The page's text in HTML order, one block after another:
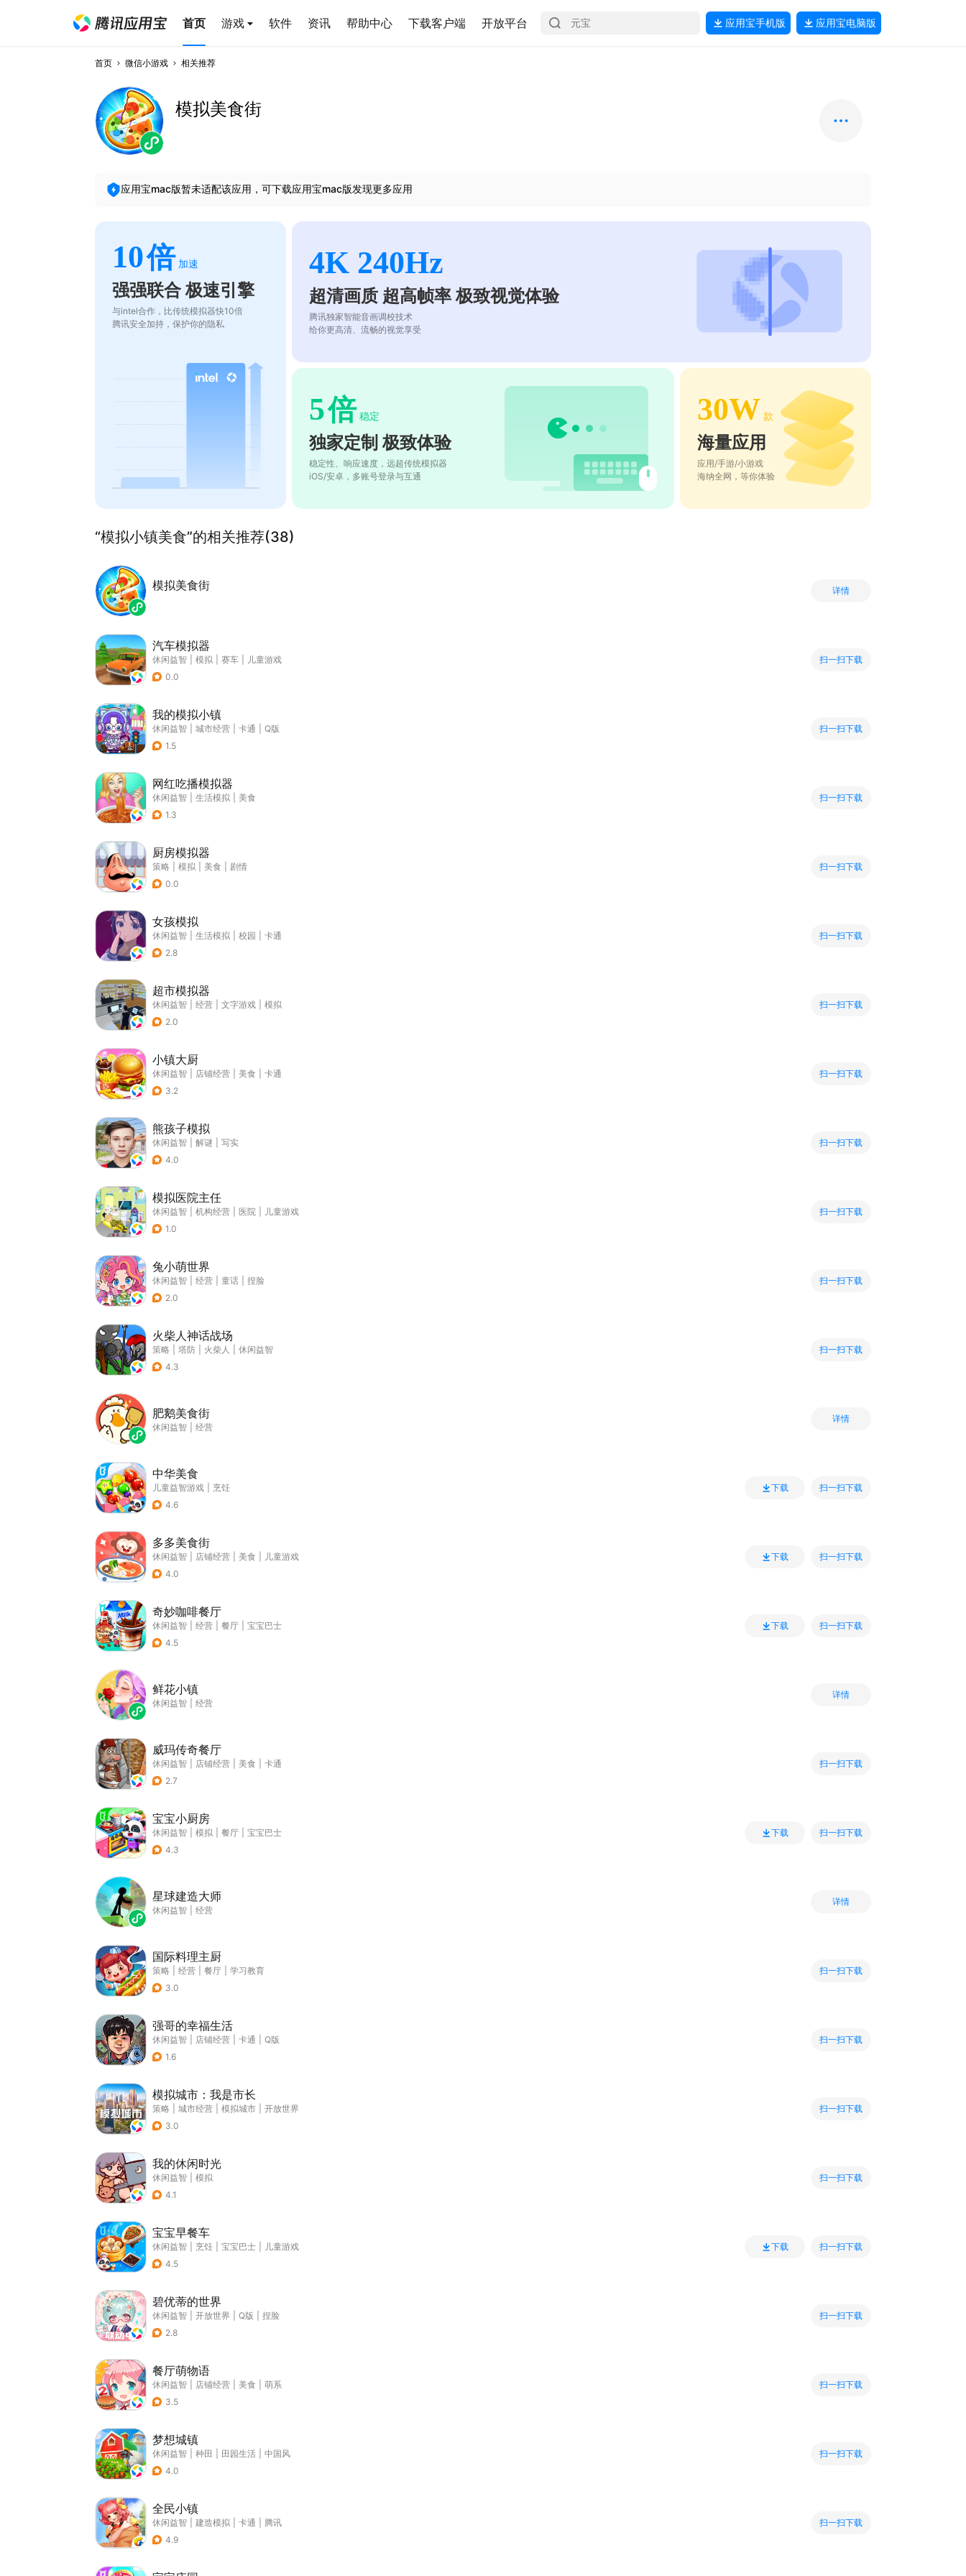
首页 游戏 软件 资讯 帮助中心 下载客户端 开放平台 应用宝手机版 应用宝电脑版
首页 微信小游戏 相关推荐
模拟美食街
应用宝mac版暂未适配该应用，可下载应用宝mac版发现更多应用
10倍 加速
强强联合 极速引擎
与intel合作，比传统模拟器快10倍
腾讯安全加持，保护你的隐私
4K 240Hz
超清画质 超高帧率 极致视觉体验
腾讯独家智能音画调校技术
给你更高清、流畅的视觉享受
5倍 稳定
独家定制 极致体验
稳定性、响应速度，远超传统模拟器
iOS/安卓，多账号登录与互通
30W 款
海量应用
应用/手游/小游戏
海纳全网，等你体验
“模拟小镇美食”的相关推荐(38)
模拟美食街 详情
汽车模拟器
休闲益智 模拟 赛车
儿童游戏
0.0
扫一扫下载
我的模拟小镇
休闲益智 城市经营 卡通
Q版
1.5
扫一扫下载
网红吃播模拟器
休闲益智 生活模拟
美食
1.3
扫一扫下载
厨房模拟器
策略 模拟 美食
剧情
0.0
扫一扫下载
女孩模拟
休闲益智 生活模拟 校园
卡通
2.8
扫一扫下载
超市模拟器
休闲益智 经营 文字游戏
模拟
2.0
扫一扫下载
小镇大厨
休闲益智 店铺经营 美食
卡通
3.2
扫一扫下载
熊孩子模拟
休闲益智 解谜
写实
4.0
扫一扫下载
模拟医院主任
休闲益智 机构经营 医院
儿童游戏
1.0
扫一扫下载
兔小萌世界
休闲益智 经营 童话
捏脸
2.0
扫一扫下载
火柴人神话战场
策略 塔防 火柴人
休闲益智
4.3
扫一扫下载
肥鹅美食街
休闲益智 经营
详情
中华美食
儿童益智游戏
烹饪
4.6
下载 扫一扫下载
多多美食街
休闲益智 店铺经营 美食
儿童游戏
4.0
下载 扫一扫下载
奇妙咖啡餐厅
休闲益智 经营 餐厅
宝宝巴士
4.5
下载 扫一扫下载
鲜花小镇
休闲益智 经营
详情
威玛传奇餐厅
休闲益智 店铺经营 美食
卡通
2.7
扫一扫下载
宝宝小厨房
休闲益智 模拟 餐厅
宝宝巴士
4.3
下载 扫一扫下载
星球建造大师
休闲益智 经营
详情
国际料理主厨
策略 经营 餐厅
学习教育
3.0
扫一扫下载
强哥的幸福生活
休闲益智 店铺经营 卡通
Q版
1.6
扫一扫下载
模拟城市：我是市长
策略 城市经营 模拟城市
开放世界
3.0
扫一扫下载
我的休闲时光
休闲益智
模拟
4.1
扫一扫下载
宝宝早餐车
休闲益智 烹饪 宝宝巴士
儿童游戏
4.5
下载 扫一扫下载
碧优蒂的世界
休闲益智 开放世界 Q版
捏脸
2.8
扫一扫下载
餐厅萌物语
休闲益智 店铺经营 美食
萌系
3.5
扫一扫下载
梦想城镇
休闲益智 种田 田园生活
中国风
4.0
扫一扫下载
全民小镇
休闲益智 建造模拟 卡通
腾讯
4.9
扫一扫下载